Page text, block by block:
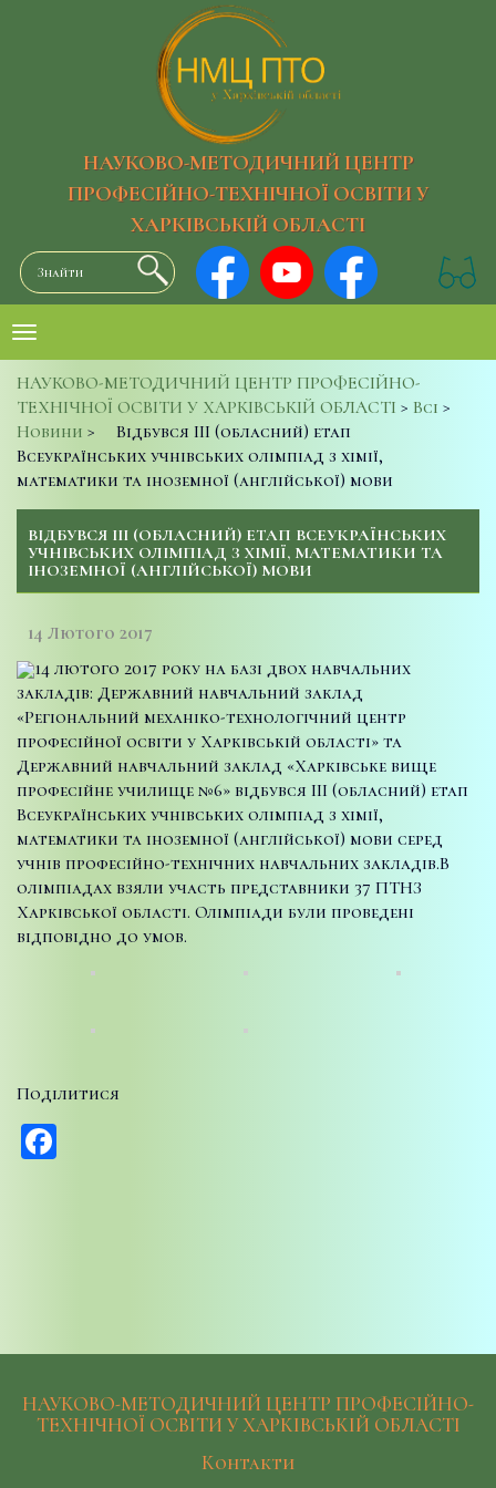
НАУКОВО-МЕТОДИЧНИЙ ЦЕНТР
ПРОФЕСІЙНО-ТЕХНІЧНОЇ ОСВІТИ У
ХАРКІВСЬКІЙ ОБЛАСТІ
НАУКОВО-МЕТОДИЧНИЙ ЦЕНТР ПРОФЕСІЙНО-
ТЕХНІЧНОЇ ОСВІТИ У ХАРКІВСЬКІЙ ОБЛАСТІ > Всі >
Новини >
Відбувся ІІІ (обласний) етап
Всеукраїнських учнівських олімпіад з хімії,
математики та іноземної (англійської) мови
ВІДБУВСЯ ІІІ (ОБЛАСНИЙ) ЕТАП ВСЕУКРАЇНСЬКИХ
УЧНІВСЬКИХ ОЛІМПІАД З ХІМІЇ, МАТЕМАТИКИ ТА
ІНОЗЕМНОЇ (АНГЛІЙСЬКОЇ) МОВИ
14 Лютого 2017
14 лютого 2017 року на базі двох навчальних
закладів: Державний навчальний заклад
«Регіональний механіко-технологічний центр
професійної освіти у Харківській області» та
Державний навчальний заклад «Харківське вище
професійне училище №6» відбувся ІІІ (обласний) етап
Всеукраїнських учнівських олімпіад з хімії,
математики та іноземної (англійської) мови серед
учнів професійно-технічних навчальних закладів.В
олімпіадах взяли участь представники 37 ПТНЗ
Харківської області. Олімпіади були проведені
відповідно до умов.
Поділитися
НАУКОВО-МЕТОДИЧНИЙ ЦЕНТР ПРОФЕСІЙНО-
ТЕХНІЧНОЇ ОСВІТИ У ХАРКІВСЬКІЙ ОБЛАСТІ
Контакти